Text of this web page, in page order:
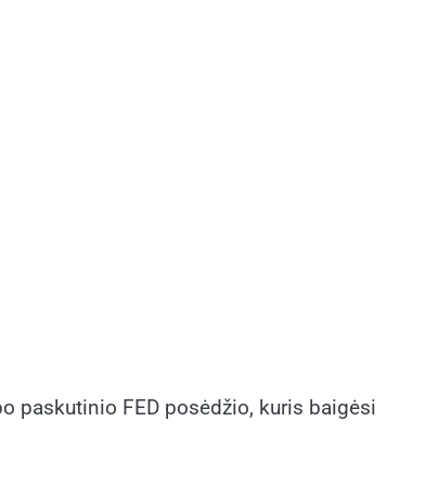
paskutinio FED posėdžio, kuris baigėsi